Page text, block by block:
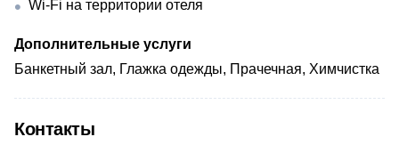
Wi-Fi на территории отеля
Дополнительные услуги
Банкетный зал, Глажка одежды, Прачечная, Химчистка
Контакты